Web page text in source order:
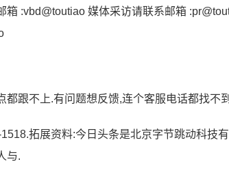
箱 :vbd@toutiao 媒体采访请联系邮箱
都跟不上.有问题想反馈,连个客服电话都找不
拓展资料:今日头条是北京字节跳动科技
与.